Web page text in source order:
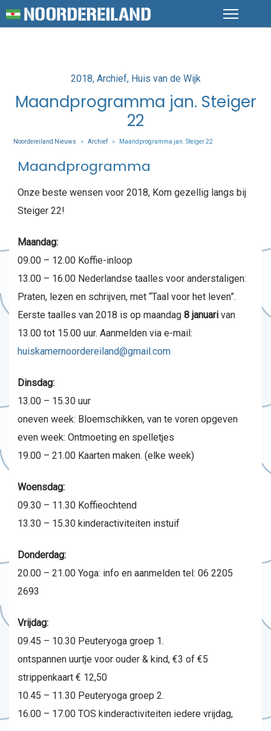
Posted
2018 Archief Huis van de Wijk
Maandprogramma jan. Steiger
22
Noordereiland Nieuws > Archief > Maandprogramma jan. Steiger 22
Maandprogramma
Onze beste wensen voor 2018, Kom gezellig langs bij
Steiger 22!
Maandag:
09.00 – 12.00 Koffie-inloop
13.00 – 16.00 Nederlandse taalles voor anderstaligen:
Praten, lezen en schrijven, met “Taal voor het leven”.
Eerste taalles van 2018 is op maandag 8 januari van
13.00 tot 15.00 uur. Aanmelden via e-mail:
huiskamernoordereiland@gmail.com
Dinsdag:
13.00 – 15.30 uur
oneven week: Bloemschikken, van te voren opgeven
even week: Ontmoeting en spelletjes
19.00 – 21.00 Kaarten maken. (elke week)
Woensdag:
09.30 – 11.30 Koffieochtend
13.30 – 15.30 kinderactiviteiten instuif
Donderdag:
20.00 – 21.00 Yoga: info en aanmelden tel: 06 2205
2693
Vrijdag:
09.45 – 10.30 Peuteryoga groep 1.
ontspannen uurtje voor ouder & kind, €3 of €5
strippenkaart € 12,50
10.45 – 11.30 Peuteryoga groep 2.
16.00 – 17.00 TOS kinderactiviteiten iedere vrijdag,